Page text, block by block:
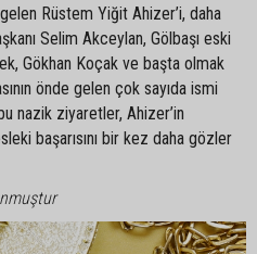
Rüstem Yiğit Ahizer’i, daha
Selim Akceylan, Gölbaşı eski
Gökhan Koçak ve başta olmak
önde gelen çok sayıda ismi
nazik ziyaretler, Ahizer’in
başarısını bir kez daha gözler